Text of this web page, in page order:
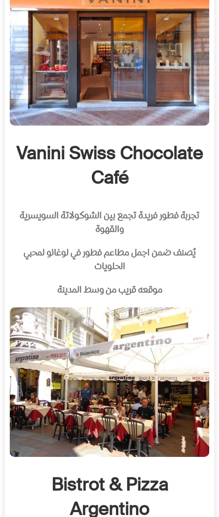
Vanini Swiss Chocolate
Café
تجربة فطور فريدة تجمع بين الشوكولاتة السويسرية
والقهوة
يُصنف ضمن اجمل مطاعم فطور في لوغانو لمحبي
الحلويات
موقعه قريب من وسط المدينة
Bistrot & Pizza